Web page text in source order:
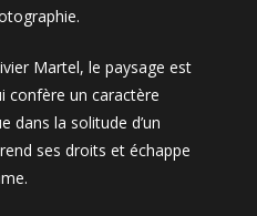
Martel, le paysage est
confère un caractère
dans la solitude d’un
ses droits et échappe